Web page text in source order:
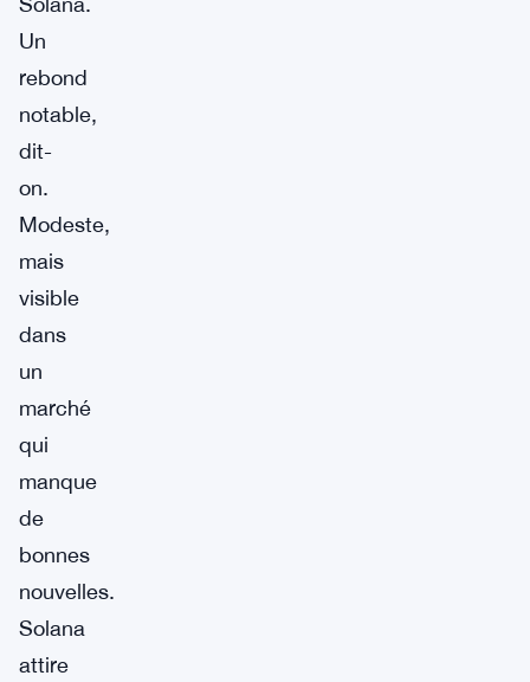
Un
rebond
notable,
dit-
on.
Modeste,
mais
visible
dans
un
marché
qui
manque
de
bonnes
nouvelles.
Solana
attire